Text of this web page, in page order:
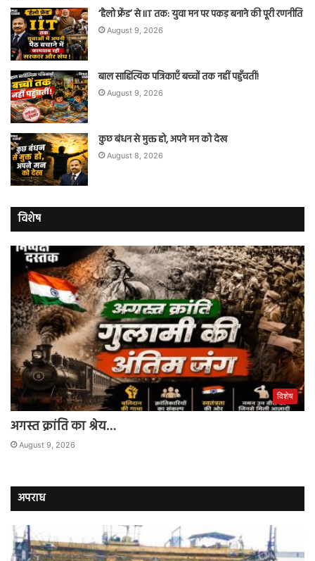
‘हैलो फ्रेंड’ से IIT तक: युवा मन पर पकड़ बनाने की पूरी रणनीति
August 9, 2026
बाल साहित्यिक पत्रिकाएँ बच्चों तक नहीं पहुँचतीं!
August 9, 2026
कुछ बंधन से मुक्त हो, अपने मन को देख
August 8, 2026
विशेष
विशेष
अगस्त क्रांति का श्रेय…
August 9, 2026
अपराध